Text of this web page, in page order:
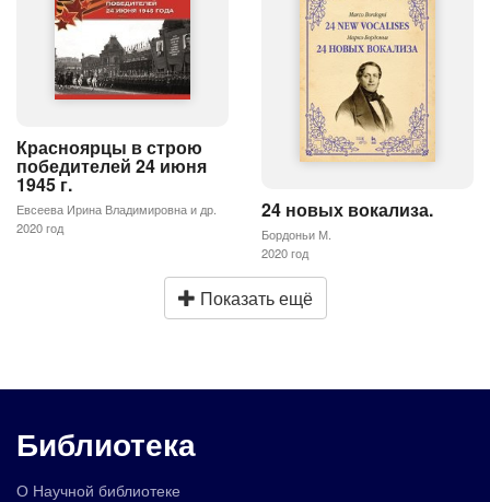
Красноярцы в строю
победителей 24 июня
1945 г.
Евсеева Ирина Владимировна и др.
2020 год
24 новых вокализа.
Бордоньи М.
2020 год
Показать ещё
Библиотека
О Научной библиотеке